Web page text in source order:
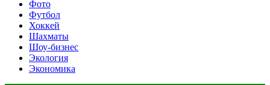
Фото
Футбол
Хоккей
Шахматы
Шоу-бизнес
Экология
Экономика